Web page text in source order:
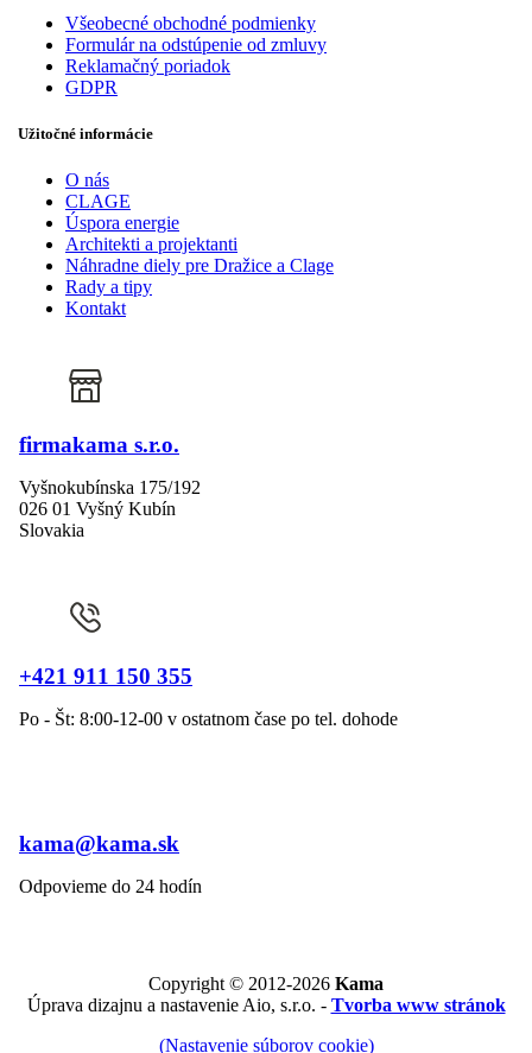
Všeobecné obchodné podmienky
Formulár na odstúpenie od zmluvy
Reklamačný poriadok
GDPR
Užitočné informácie
O nás
CLAGE
Úspora energie
Architekti a projektanti
Náhradne diely pre Dražice a Clage
Rady a tipy
Kontakt
firmakama s.r.o.
Vyšnokubínska 175/192
026 01 Vyšný Kubín
Slovakia
+421 911 150 355
Po - Št: 8:00-12-00 v ostatnom čase po tel. dohode
kama@kama.sk
Odpovieme do 24 hodín
Copyright © 2012-2026 Kama
Úprava dizajnu a nastavenie Aio, s.r.o. - Tvorba www stránok
(Nastavenie súborov cookie)